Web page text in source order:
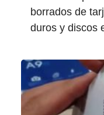
borrados de
duros y discos